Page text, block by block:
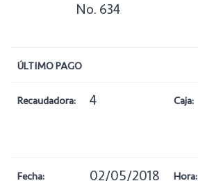
No. 634
ÚLTIMO PAGO
Recaudadora: 4 Caja:
Fecha: 02/05/2018 Hora: